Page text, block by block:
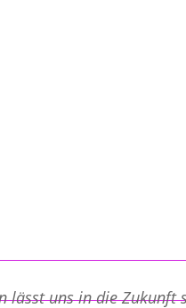
uns in die Zukunft